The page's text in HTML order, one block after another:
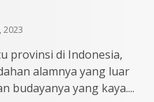
2023
provinsi di Indonesia,
alamnya yang luar
budayanya yang kaya....